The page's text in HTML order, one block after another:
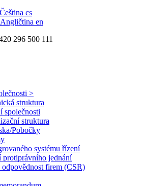
Čeština cs
Angličtina en
296 500 111
>
struktura
společnosti
struktura
Pobočky
systému řízení
protiprávního jednání
odpovědnost firem (CSR)